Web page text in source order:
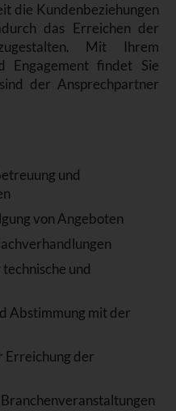
die Kundenbeziehungen
das Erreichen der
Mit Ihrem
Engagement findet Sie
der Ansprechpartner
und
von Angeboten
und
Abstimmung mit der
der